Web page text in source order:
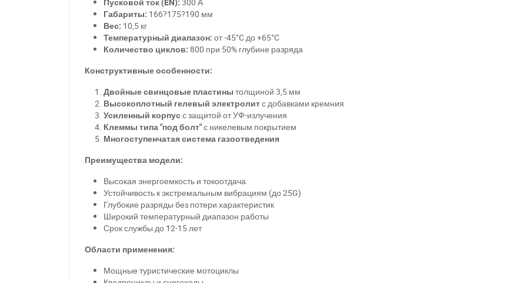
Габариты: 166?175?190 мм
Вес: 10,5 кг
Температурный диапазон: от -45°C до +65°C
Количество циклов: 800 при 50% глубине разряда
Конструктивные особенности:
Двойные свинцовые пластины толщиной 3,5 мм
Высокоплотный гелевый электролитс добавками кремния
Усиленный корпусс защитой от УФ-излучения
Клеммы типа "под болт"с никелевым покрытием
Многоступенчатая система газоотведения
Преимущества модели:
Высокая энергоемкость и токоотдача
Устойчивость к экстремальным вибрациям (до 25G)
Глубокие разряды без потери характеристик
Широкий температурный диапазон работы
Срок службы до 12-15 лет
Области применения:
Мощные туристические мотоциклы